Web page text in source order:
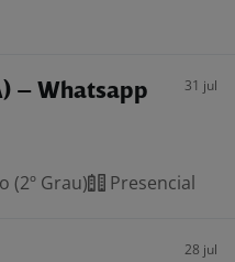
– Whatsapp 31 jul
(2º Grau) Presencial
28 jul